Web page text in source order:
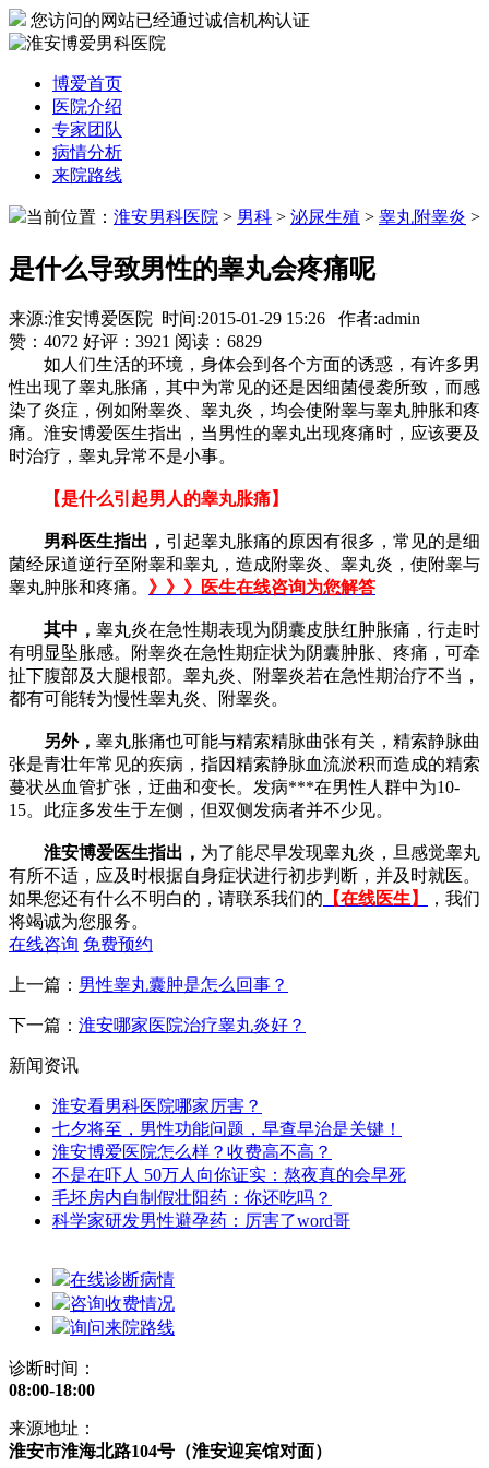
您访问的网站已经通过诚信机构认证
博爱首页
医院介绍
专家团队
病情分析
来院路线
当前位置： 淮安男科医院 > 男科 > 泌尿生殖 > 睾丸附睾炎 >
是什么导致男性的睾丸会疼痛呢
来源:淮安博爱医院 时间:2015-01-29 15:26 作者:admin
赞： 4072 好评： 3921 阅读： 6829
如人们生活的环境，身体会到各个方面的诱惑，有许多男
性出现了睾丸胀痛，其中为常见的还是因细菌侵袭所致，而感
染了炎症，例如附睾炎、睾丸炎，均会使附睾与睾丸肿胀和疼
痛。淮安博爱医生指出，当男性的睾丸出现疼痛时，应该要及
时治疗，睾丸异常不是小事。
【是什么引起男人的睾丸胀痛】
男科医生指出， 引起睾丸胀痛的原因有很多，常见的是细
菌经尿道逆行至附睾和睾丸，造成附睾炎、睾丸炎，使附睾与
睾丸肿胀和疼痛。 》》》医生在线咨询为您解答
其中， 睾丸炎在急性期表现为阴囊皮肤红肿胀痛，行走时
有明显坠胀感。附睾炎在急性期症状为阴囊肿胀、疼痛，可牵
扯下腹部及大腿根部。睾丸炎、附睾炎若在急性期治疗不当，
都有可能转为慢性睾丸炎、附睾炎。
另外， 睾丸胀痛也可能与精索精脉曲张有关，精索静脉曲
张是青壮年常见的疾病，指因精索静脉血流淤积而造成的精索
蔓状丛血管扩张，迂曲和变长。发病***在男性人群中为10-
15。此症多发生于左侧，但双侧发病者并不少见。
淮安博爱医生指出， 为了能尽早发现睾丸炎，旦感觉睾丸
有所不适，应及时根据自身症状进行初步判断，并及时就医。
如果您还有什么不明白的，请联系我们的 【在线医生】
，我们
将竭诚为您服务。
在线咨询 免费预约
上一篇： 男性睾丸囊肿是怎么回事？
下一篇： 淮安哪家医院治疗睾丸炎好？
新闻资讯
淮安看男科医院哪家厉害？
七夕将至，男性功能问题，早查早治是关键！
淮安博爱医院怎么样？收费高不高？
不是在吓人 50万人向你证实：熬夜真的会早死
毛坯房内自制假壮阳药：你还吃吗？
科学家研发男性避孕药：厉害了word哥
在线诊断病情
咨询收费情况
询问来院路线
诊断时间：
08:00-18:00
来源地址：
淮安市淮海北路104号（淮安迎宾馆对面）